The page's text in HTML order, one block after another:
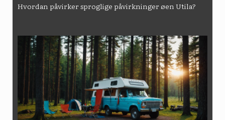
Hvordan påvirker sproglige påvirkninger øen Utila?